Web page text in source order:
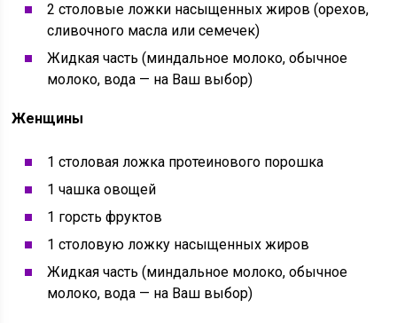
2 столовые ложки насыщенных жиров (орехов,
сливочного масла или семечек)
Жидкая часть (миндальное молоко, обычное
молоко, вода — на Ваш выбор)
Женщины
1 столовая ложка протеинового порошка
1 чашка овощей
1 горсть фруктов
1 столовую ложку насыщенных жиров
Жидкая часть (миндальное молоко, обычное
молоко, вода — на Ваш выбор)